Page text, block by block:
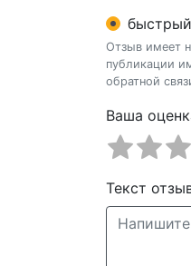
Отзыв имеет
публикации
обратной
Ваша
Текст